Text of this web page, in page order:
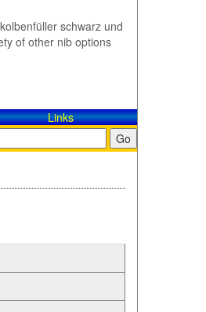
schwarz und
of other nib options
Links